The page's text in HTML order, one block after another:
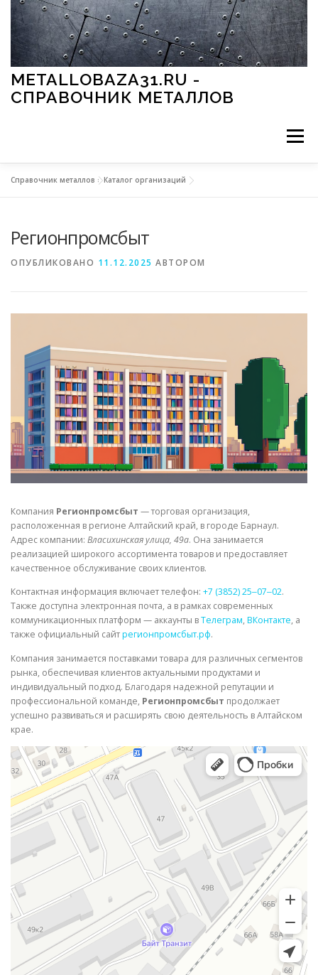
Перейти к содержимому
METALLOBAZA31.RU -
СПРАВОЧНИК МЕТАЛЛОВ
Меню
МЕТАЛЛЫ И ОКРУЖАЮЩАЯ СРЕДА
СВОЙСТВА МЕТАЛЛОВ
СТАТЬИ
Справочник металлов »Каталог организаций
Регионпромсбыт
ОПУБЛИКОВАНО 11.12.2025 АВТОРОМ
Компания Регионпромсбыт — торговая организация,
расположенная в регионе Алтайский край, в городе Барнаул.
Адрес компании: Власихинская улица, 49а. Она занимается
реализацией широкого ассортимента товаров и предоставляет
качественное обслуживание своих клиентов.
Контактная информация включает телефон: +7 (3852) 25‒07‒02.
Также доступна электронная почта, а в рамках современных
коммуникационных платформ — аккаунты вТелеграм, ВКонтакте, а
также официальный сайтрегионпромсбыт.рф.
Компания занимается поставками товара для различных сегментов
рынка, обеспечивая клиентов актуальными продуктами и
индивидуальный подход. Благодаря надежной репутации и
профессиональной команде, Регионпромсбыт продолжает
успешно развиваться и расширять свою деятельность в Алтайском
крае.